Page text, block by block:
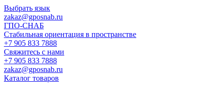
Выбрать язык
zakaz@gposnab.ru
ГПО-СНАБ
Стабильная ориентация в пространстве
+7 905 833 7888
Свяжитесь с нами
+7 905 833 7888
zakaz@gposnab.ru
Каталог товаров